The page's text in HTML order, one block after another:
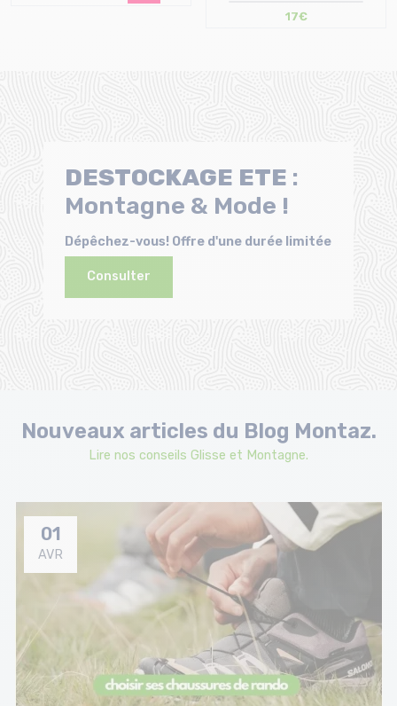
17€
DESTOCKAGE ETE :
Montagne & Mode !
Dépêchez-vous! Offre d'une durée limitée
Consulter
Nouveaux articles du Blog Montaz.
Lire nos conseils Glisse et Montagne.
01
AVR